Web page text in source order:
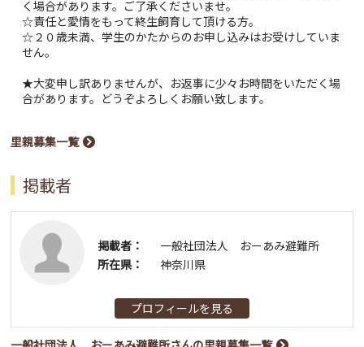
く場合があります。ご了承くださいませ。
☆責任と愛情をもって終生飼育して頂ける方。
☆２０歳未満、学生のかたからのお申し込みはお受けしていま
せん。
★大変申し訳ありませんが、お返事に少々お時間をいただく場
合があります。どうぞよろしくお願い致します。
里親募集一覧
掲載者
掲載者：
一般社団法人 おーあみ避難所
所在県：
神奈川県
プロフィールを見る